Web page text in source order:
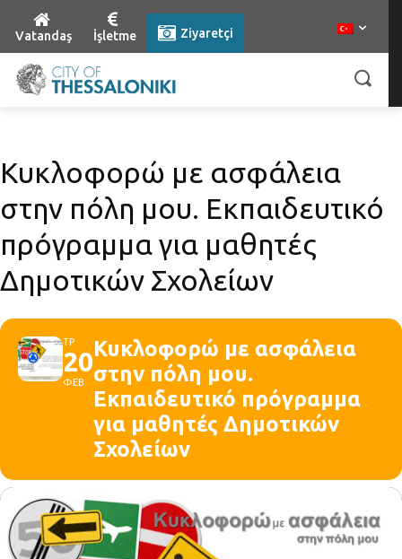
Vatandaş İşletme Ziyaretçi
Κυκλοφορώ με ασφάλεια
στην πόλη μου. Εκπαιδευτικό
πρόγραμμα για μαθητές
Δημοτικών Σχολείων
ΤΡ
20
ΦΕΒ
Κυκλοφορώ με ασφάλεια
στην πόλη μου.
Εκπαιδευτικό πρόγραμμα
για μαθητές Δημοτικών
Σχολείων